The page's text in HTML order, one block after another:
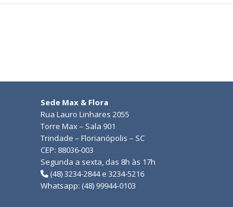
Sede Max & Flora
Rua Lauro Linhares 2055
Torre Max – Sala 901
Trindade – Florianópolis – SC
CEP: 88036-003
Segunda a sexta, das 8h às 17h
(48) 3234-2844 e 3234-5216
Whatsapp: (48) 99944-0103